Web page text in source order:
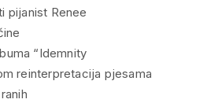
pijanist Renee
“Idemnity
reinterpretacija pjesama